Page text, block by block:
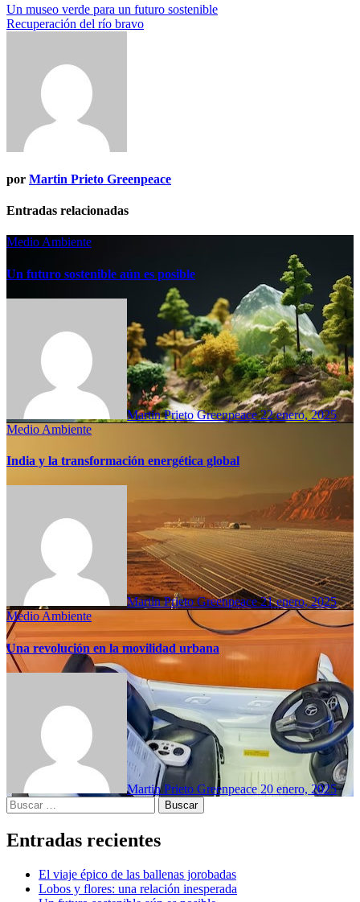
Navegación
de
Un museo verde para un futuro sostenible
Recuperación del río bravo
por Martin Prieto Greenpeace
Entradas relacionadas
Medio Ambiente
Un futuro sostenible aún es posible
Martin Prieto Greenpeace22 enero, 2025
Medio Ambiente
India y la transformación energética global
Martin Prieto Greenpeace21 enero, 2025
Medio Ambiente
Una revolución en la movilidad urbana
Martin Prieto Greenpeace 20 enero, 2025
Buscar:
Entradas recientes
El viaje épico de las ballenas jorobadas
Lobos y flores: una relación inesperada